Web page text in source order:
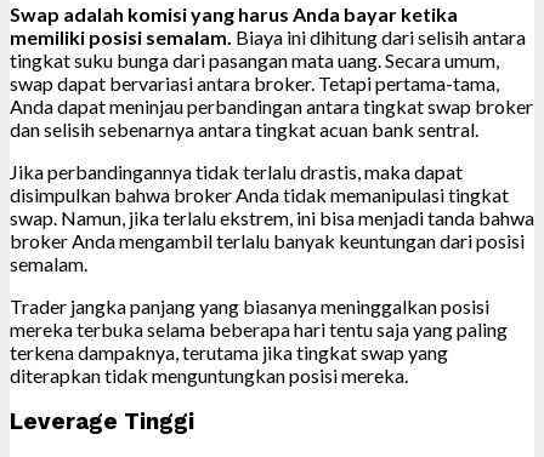
Swap adalah komisi yang harus Anda bayar ketika
memiliki posisi semalam. Biaya ini dihitung dari selisih antara
tingkat suku bunga dari pasangan mata uang. Secara umum,
swap dapat bervariasi antara broker. Tetapi pertama-tama,
Anda dapat meninjau perbandingan antara tingkat swap broker
dan selisih sebenarnya antara tingkat acuan bank sentral.
Jika perbandingannya tidak terlalu drastis, maka dapat
disimpulkan bahwa broker Anda tidak memanipulasi tingkat
swap. Namun, jika terlalu ekstrem, ini bisa menjadi tanda bahwa
broker Anda mengambil terlalu banyak keuntungan dari posisi
semalam.
Trader jangka panjang yang biasanya meninggalkan posisi
mereka terbuka selama beberapa hari tentu saja yang paling
terkena dampaknya, terutama jika tingkat swap yang
diterapkan tidak menguntungkan posisi mereka.
Leverage Tinggi